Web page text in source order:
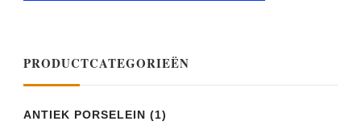
PRODUCTCATEGORIEËN
ANTIEK PORSELEIN (1)